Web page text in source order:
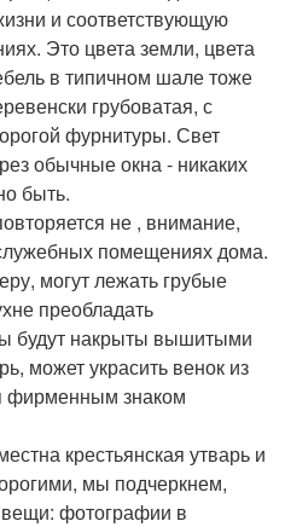
и соответствующую
Это цвета земли, цвета
в типичном шале тоже
грубоватая, с
фурнитуры. Свет
обычные окна - никаких
быть.
не , внимание,
помещениях дома.
могут лежать грубые
преобладать
будут накрыты вышитыми
может украсить венок из
фирменным знаком
крестьянская утварь и
мы подчеркнем,
фотографии в